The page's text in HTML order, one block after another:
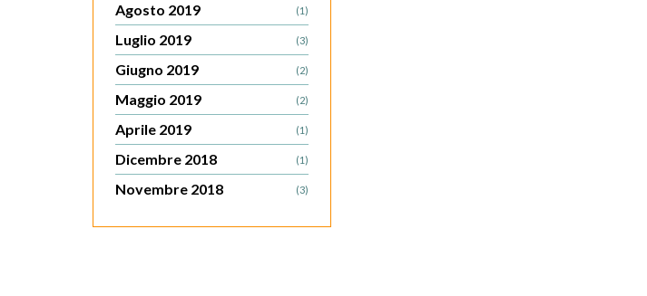
Agosto 2019 (1)
Luglio 2019 (3)
Giugno 2019 (2)
Maggio 2019 (2)
Aprile 2019 (1)
Dicembre 2018 (1)
Novembre 2018 (3)